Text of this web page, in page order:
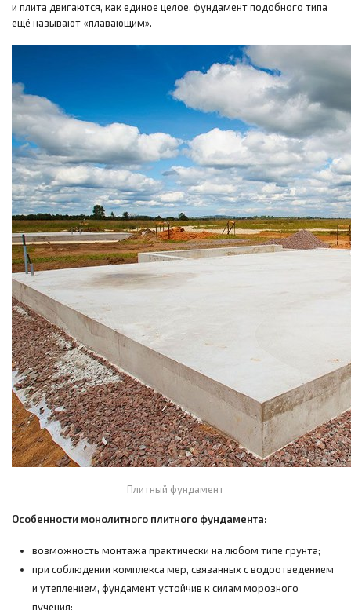
и плита двигаются, как единое целое, фундамент подобного типа
ещё называют «плавающим».
Плитный фундамент
Особенности монолитного плитного фундамента:
возможность монтажа практически на любом типе грунта;
при соблюдении комплекса мер, связанных с водоотведением
и утеплением, фундамент устойчив к силам морозного
пучения;